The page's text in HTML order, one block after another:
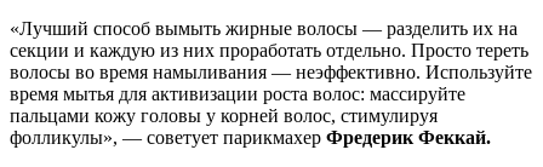
«Лучший способ вымыть жирные волосы — разделить их на
секции и каждую из них проработать отдельно. Просто тереть
волосы во время намыливания — неэффективно. Используйте
время мытья для активизации роста волос: массируйте
пальцами кожу головы у корней волос, стимулируя
фолликулы», — советует парикмахер Фредерик Феккай.